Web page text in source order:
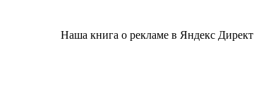
Наша книга о рекламе в Яндекс Директ